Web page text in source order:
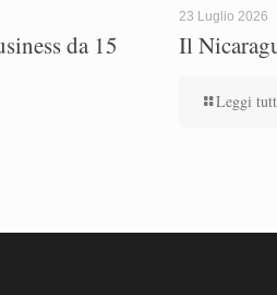
da 15
23 Luglio 2026
Il
Leggi